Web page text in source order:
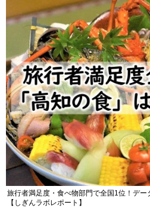
旅行者満足度・食べ物部門で全国1位！デ
【しぎんラボレポート】